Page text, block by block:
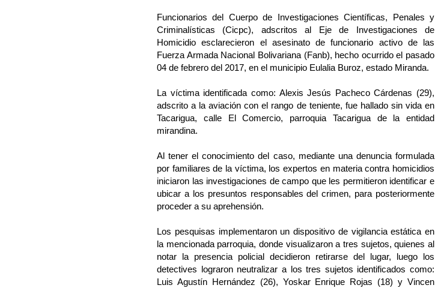
Funcionarios del Cuerpo de Investigaciones Científicas, Penales y
Criminalísticas (Cicpc), adscritos al Eje de Investigaciones de
Homicidio esclarecieron el asesinato de funcionario activo de las
Fuerza Armada Nacional Bolivariana (Fanb), hecho ocurrido el pasado
04 de febrero del 2017, en el municipio Eulalia Buroz, estado Miranda.
La víctima identificada como: Alexis Jesús Pacheco Cárdenas (29),
adscrito a la aviación con el rango de teniente, fue hallado sin vida en
Tacarigua, calle El Comercio, parroquia Tacarigua de la entidad
mirandina.
Al tener el conocimiento del caso, mediante una denuncia formulada
por familiares de la víctima, los expertos en materia contra homicidios
iniciaron las investigaciones de campo que les permitieron identificar e
ubicar a los presuntos responsables del crimen, para posteriormente
proceder a su aprehensión.
Los pesquisas implementaron un dispositivo de vigilancia estática en
la mencionada parroquia, donde visualizaron a tres sujetos, quienes al
notar la presencia policial decidieron retirarse del lugar, luego los
detectives lograron neutralizar a los tres sujetos identificados como:
Luis Agustín Hernández (26), Yoskar Enrique Rojas (18) y Vincen